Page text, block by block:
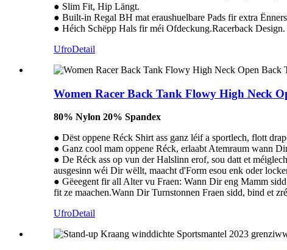
● Slim Fit, Hip Längt.
● Built-in Regal BH mat eraushuelbare Pads fir extra
● Héich Schëpp Hals fir méi Ofdeckung.Racerback Design.
UfroDetail
Women Racer Back Tank Flowy High Neck
80% Nylon 20% Spandex
● Dëst oppene Réck Shirt ass ganz léif a sportlech, flott
● Ganz cool mam oppene Réck, erlaabt Atemraum wann
● De Réck ass op vun der Halslinn erof, sou datt et
ausgesinn wéi Dir wëllt, maacht d'Form esou enk oder
● Gëeegent fir all Alter vu Fraen: Wann Dir eng Mamm
fit ze maachen.Wann Dir Turnstonnen Fraen sidd, bind et
UfroDetail